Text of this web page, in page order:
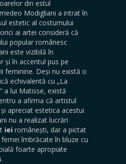
din estul
Modigliani a intrat în
estetic al costumului
ai artei consideră că
popular românesc
este vizibilă în
și în accentul pus pe
feminine. Deși nu există o
echivalentă cu „La
a lui Matisse, există
a afirma că artistul
apreciat estetica acestui
nu a realizat lucrări
iei românești, dar a pictat
îmbrăcate în bluze cu
foarte apropiate